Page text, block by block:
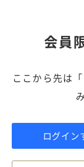
会員
ここから先は
ログイン